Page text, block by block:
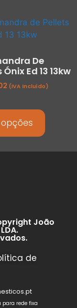
De
Ed 13 13kw
(IVA Incluído)
João
de
para rede fixa